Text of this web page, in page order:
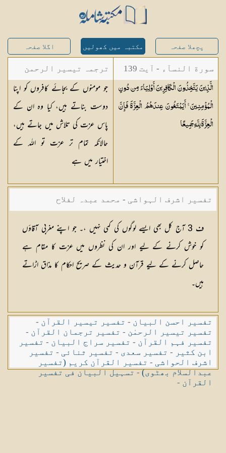
پچھلا صفحہ مکتبہ میں کھولیں اگلا صفحہ
سورة النسآء - آیت 139
الَّذِينَ يَتَّخِذُونَ الْكَافِرِينَ أَوْلِيَاءَ مِن دُونِ
الْمُؤْمِنِينَ ۚ أَيَبْتَغُونَ عِندَهُمُ الْعِزَّةَ فَإِنَّ
الْعِزَّةَ لِلَّهِجَمِيعًا
ترجمہ تیسیر الرحمن
لبیان القرآن - محمد
لقمان سلفی
جو مومنوں کے بجائے کافروں کو اپنا
دوست بناتے ہیں، کیا وہ ان کے
پاس عزت کی تلاش میں جاتے ہیں،
حالانکہ تمام تر عزت تو اللہ کے
اختیار میں ہے
تفسیر اشرف الہواشی - محمد عبدہ لفلاح
ف 3 آج کل بھی ایسے لوگوں کی کمی نہیں ،۔ جو اپنے مغربی آقاؤں
کو خوش کرنے کے لیے اور ان كی نظروں میں عزت کا مقام ہے
حاصل کرنے کے لیے قرآن و حدیث کے صریح احکام کا مذاق اڑاتے
ہیں۔
تفسیر احسن البیان - تفسیر تیسیر القرآن -
تفسیر تیسیر الرحمٰن - تفسیر ترجمان القرآن -
تفسیر فہم القرآن - تفسیر سراج البیان - تفسیر
ابن کثیر - تفسیر سعدی - تفسیر ثنائی - تفسیر
اشرف الحواشی - تفسیر القرآن کریم (تفسیر
عبدالسلام بھٹوی)-تسہیل البیان فی تفسیر
القرآن -